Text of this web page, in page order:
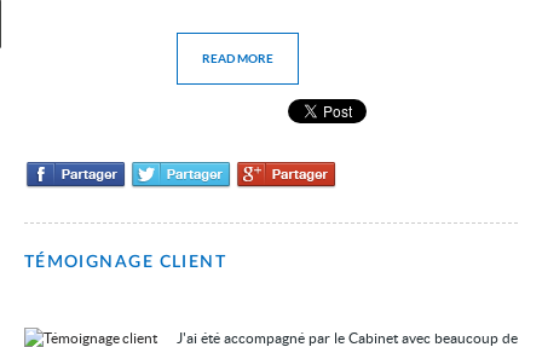
READ MORE
TÉMOIGNAGE CLIENT
J'ai été accompagné par le Cabinet avec beaucoup de